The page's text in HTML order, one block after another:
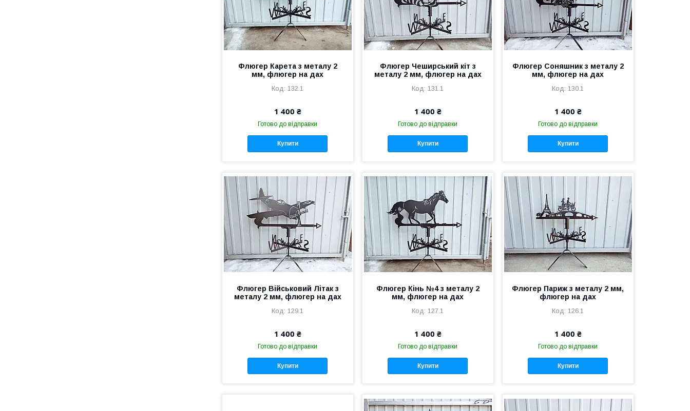
Флюгер Карета з металу 2
мм, флюгер на дах
132.1
1 400 ₴
Готово до відправки
Купити
Флюгер Чеширський кіт з
металу 2 мм, флюгер на дах
131.1
1 400 ₴
Готово до відправки
Купити
Флюгер Соняшник з металу 2
мм, флюгер на дах
130.1
1 400 ₴
Готово до відправки
Купити
Флюгер Військовий Літак з
металу 2 мм, флюгер на дах
129.1
1 400 ₴
Готово до відправки
Купити
Флюгер Кінь №4 з металу 2
мм, флюгер на дах
127.1
1 400 ₴
Готово до відправки
Купити
Флюгер Париж з металу 2 мм,
флюгер на дах
126.1
1 400 ₴
Готово до відправки
Купити